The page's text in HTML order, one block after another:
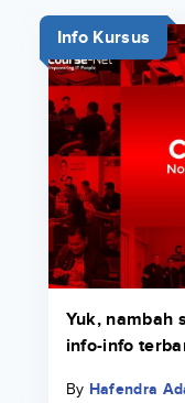
Info Kursus
Yuk, nambah
info-info
By Hafendra